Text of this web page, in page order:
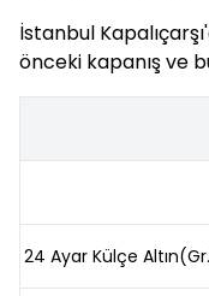
İstanbul
önceki kapanış ve
24 Ayar Külçe